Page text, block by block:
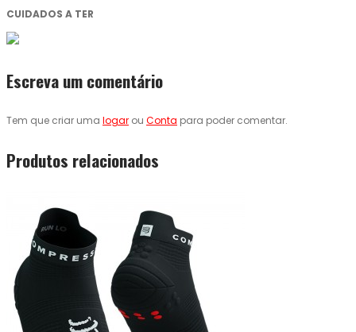
CUIDADOS A TER
Escreva um comentário
Tem que criar uma logar ou Conta para poder comentar.
Produtos relacionados